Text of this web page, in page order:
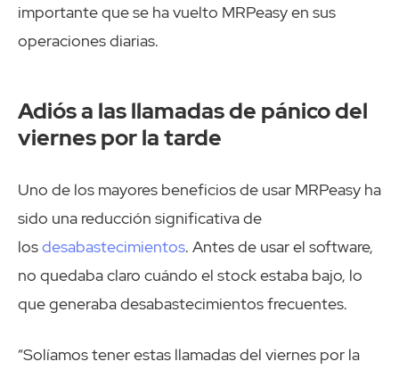
importante que se ha vuelto MRPeasy en sus
operaciones diarias.
Adiós a las llamadas de pánico del
viernes por la tarde
Uno de los mayores beneficios de usar MRPeasy ha
sido una reducción significativa de
losdesabastecimientos. Antes de usar el software,
no quedaba claro cuándo el stock estaba bajo, lo
que generaba desabastecimientos frecuentes.
“Solíamos tener estas llamadas del viernes por la